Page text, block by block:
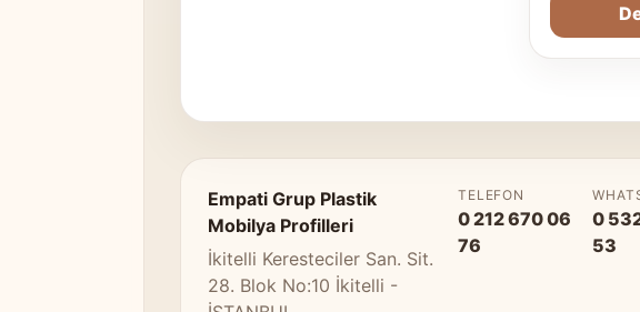
Empati Grup Plastik
Mobilya Profilleri
İkitelli Keresteciler San. Sit.
28. Blok No:10 İkitelli -
TELEFON
0 212 670 06
76
0
53